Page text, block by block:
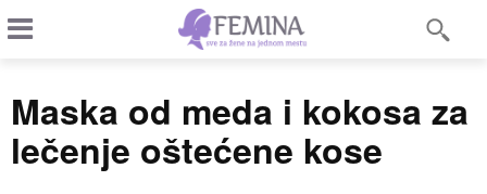
Maska od meda i kokosa za
lečenje oštećene kose